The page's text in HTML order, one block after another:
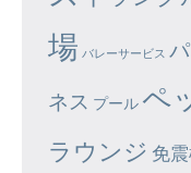
場 バレーサービス
ネス プール ペ
ラウンジ 免